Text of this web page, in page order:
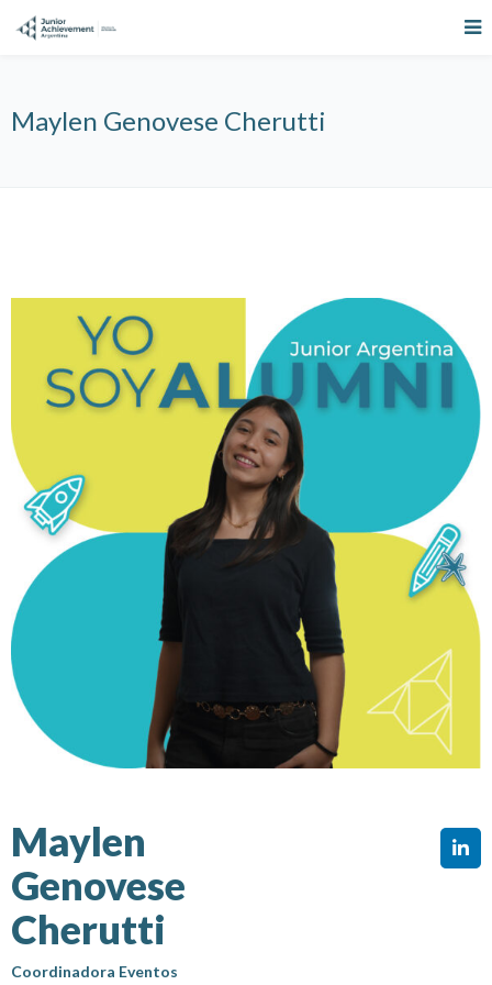
Maylen Genovese Cherutti
Maylen
Genovese
Cherutti
Coordinadora Eventos